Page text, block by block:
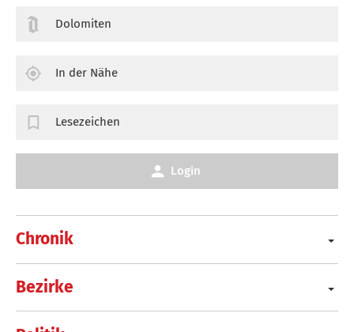
Chronik
Bezirke
Dolomiten
In der Nähe
Lesezeichen
Login